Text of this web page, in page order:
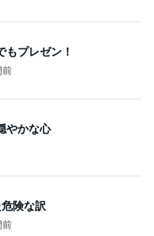
もプレゼン！
前
やかな心
険な訳
前